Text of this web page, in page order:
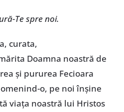
Te spre noi.
curata,
Doamna noastră de
şi pururea Fecioara
o, pe noi înşine
viaţa noastră lui Hristos